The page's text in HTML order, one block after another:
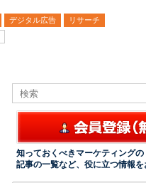
デジタル広告
リサーチ
知っておくべきマーケティング
記事の一覧など、役に立つ情報を